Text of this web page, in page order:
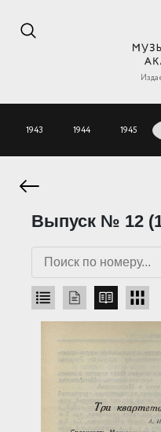
1943 1944 1945
Выпуск № 12